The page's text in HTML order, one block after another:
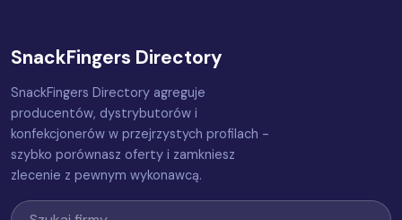
SnackFingers Directory
SnackFingers Directory agreguje
producentów, dystrybutorów i
konfekcjonerów w przejrzystych profilach -
szybko porównasz oferty i zamkniesz
zlecenie z pewnym wykonawcą.